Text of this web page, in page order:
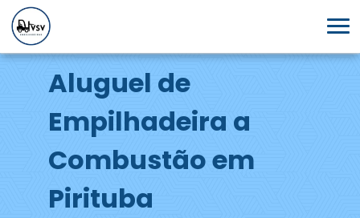
Aluguel de
Empilhadeira a
Combustão em
Pirituba